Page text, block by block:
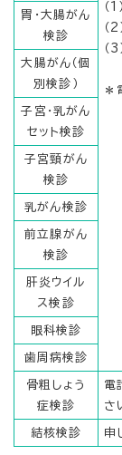
（
（
（
＊
胃・大腸がん
検診
大腸がん（個
別検診）
子宮・乳がん
セット検診
子宮頸がん
検診
乳がん検診
前立腺がん
検診
肝炎ウイル
ス検診
眼科検診
歯周病検診
骨粗しょう
症検診
電
さ
結核検診 申